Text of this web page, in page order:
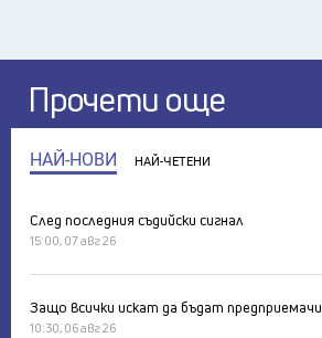
Прочети още
НАЙ-НОВИ НАЙ-ЧЕТЕНИ
След последния съдийски сигнал
15:00, 07 авг 26
Защо всички искат да бъдат предприемачи
10:30, 06 авг 26